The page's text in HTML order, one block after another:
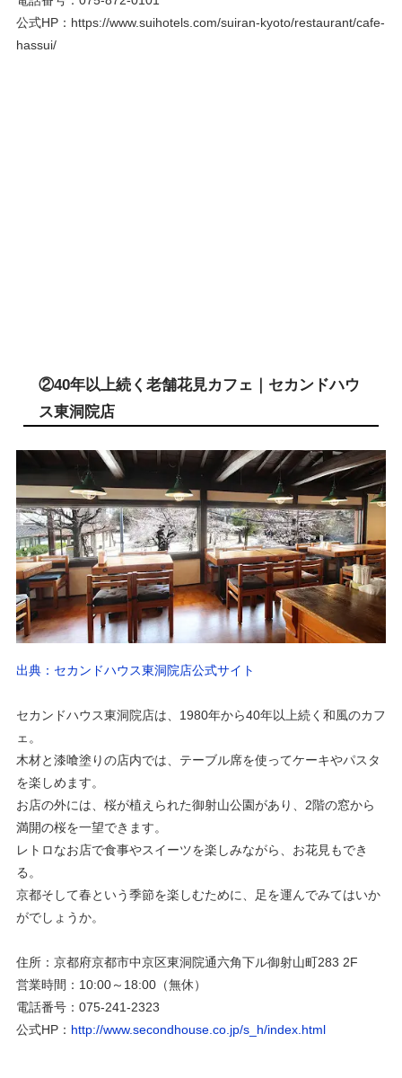
公式HP：https://www.suihotels.com/suiran-kyoto/restaurant/cafe-
hassui/
②40年以上続く老舗花見カフェ｜セカンドハウ
ス東洞院店
出典：セカンドハウス東洞院店公式サイト
セカンドハウス東洞院店は、1980年から40年以上続く和風のカフ
ェ。
木材と漆喰塗りの店内では、テーブル席を使ってケーキやパスタ
を楽しめます。
お店の外には、桜が植えられた御射山公園があり、2階の窓から
満開の桜を一望できます。
レトロなお店で食事やスイーツを楽しみながら、お花見もでき
る。
京都そして春という季節を楽しむために、足を運んでみてはいか
がでしょうか。
住所：京都府京都市中京区東洞院通六角下ル御射山町283 2F
営業時間：10:00～18:00（無休）
電話番号：075-241-2323
公式HP： http://www.secondhouse.co.jp/s_h/index.html